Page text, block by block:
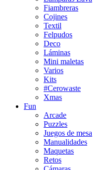
Fiambreras
Cojines
Textil
Felpudos
Deco
Láminas
Mini maletas
Varios
Kits
#Cerowaste
Xmas
Fun
Arcade
Puzzles
Juegos de mesa
Manualidades
Maquetas
Retos